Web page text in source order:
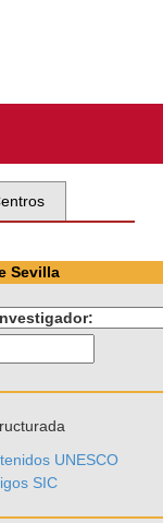
Sevilla
UNESCO
SIC